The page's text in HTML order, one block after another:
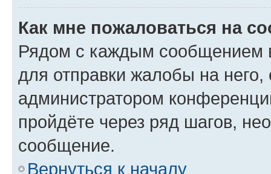
Как мне пожаловаться на
Рядом с каждым сообщением
для отправки жалобы на
администратором
пройдёте через ряд шагов,
сообщение.
Вернуться к началу